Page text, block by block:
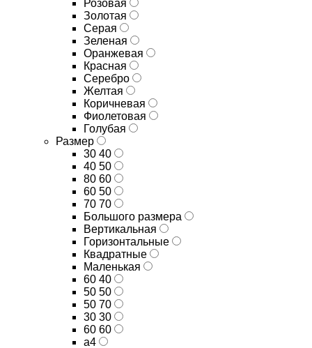
Розовая
Золотая
Серая
Зеленая
Оранжевая
Красная
Серебро
Желтая
Коричневая
Фиолетовая
Голубая
Размер
30 40
40 50
80 60
60 50
70 70
Большого размера
Вертикальная
Горизонтальные
Квадратные
Маленькая
60 40
50 50
50 70
30 30
60 60
а4